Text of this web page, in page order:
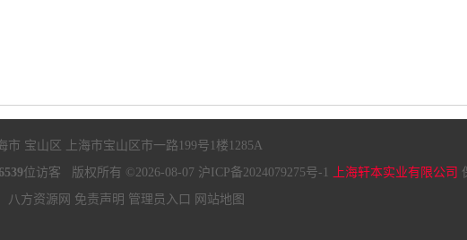
市 宝山区 上海市宝山区市一路199号1楼1285A
位访客 版权所有 ©2026-08-07 沪ICP备2024079275号-1 上海轩本实业有限公司
八方资源网 免责声明 管理员入口 网站地图